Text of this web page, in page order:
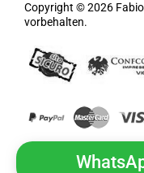
Copyright © 2026
vorbehalten.